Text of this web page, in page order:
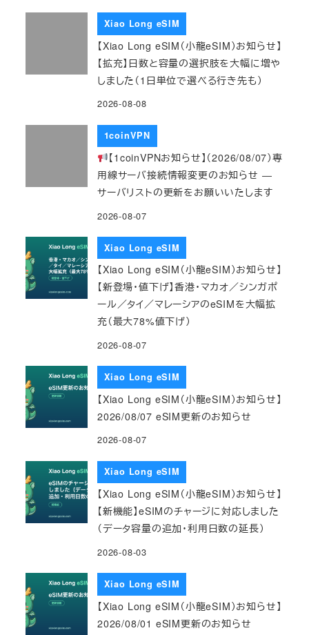
Xiao Long eSIM
【Xiao Long eSIM（小龍eSIM）お知らせ】
【拡充】日数と容量の選択肢を大幅に増や
しました（1日単位で選べる行き先も）
2026-08-08
1coinVPN
【1coinVPNお知らせ】（2026/08/07）専
用線サーバ接続情報変更のお知らせ ―
サーバリストの更新をお願いいたします
2026-08-07
Xiao Long eSIM
【Xiao Long eSIM（小龍eSIM）お知らせ】
【新登場・値下げ】香港・マカオ／シンガポ
ール／タイ／マレーシアのeSIMを大幅拡
充（最大78%値下げ）
2026-08-07
Xiao Long eSIM
【Xiao Long eSIM（小龍eSIM）お知らせ】
2026/08/07 eSIM更新のお知らせ
2026-08-07
Xiao Long eSIM
【Xiao Long eSIM（小龍eSIM）お知らせ】
【新機能】eSIMのチャージに対応しました
（データ容量の追加・利用日数の延長）
2026-08-03
Xiao Long eSIM
【Xiao Long eSIM（小龍eSIM）お知らせ】
2026/08/01 eSIM更新のお知らせ